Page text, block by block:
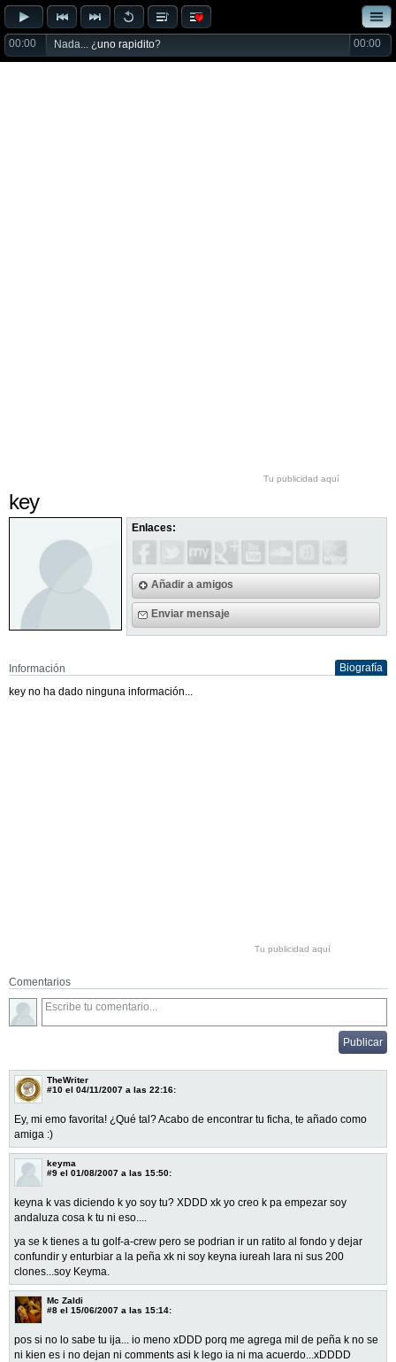
00:00 Nada... ¿uno rapidito? 00:00
Tu publicidad aquí
key
Enlaces:
Añadir a amigos
Enviar mensaje
Información
Biografía
key no ha dado ninguna información...
Tu publicidad aquí
Comentarios
TheWriter
#10 el 04/11/2007 a las 22:16:
Ey, mi emo favorita! ¿Qué tal? Acabo de encontrar tu ficha, te añado como
amiga :)
keyma
#9 el 01/08/2007 a las 15:50:
keyna k vas diciendo k yo soy tu? XDDD xk yo creo k pa empezar soy
andaluza cosa k tu ni eso....
ya se k tienes a tu golf-a-crew pero se podrian ir un ratito al fondo y dejar
confundir y enturbiar a la peña xk ni soy keyna iureah lara ni sus 200
clones...soy Keyma.
Mc Zaldi
#8 el 15/06/2007 a las 15:14:
pos si no lo sabe tu ija... io meno xDDD porq me agrega mil de peña k no se
ni kien es i no dejan ni comments asi k lego ia ni ma acuerdo...xDDDD